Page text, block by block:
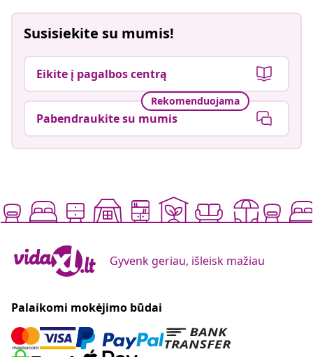
Susisiekite su mumis!
Eikite į pagalbos centrą
Rekomenduojama
Pabendraukite su mumis
Gyvenk geriau, išleisk mažiau
Palaikomi mokėjimo būdai